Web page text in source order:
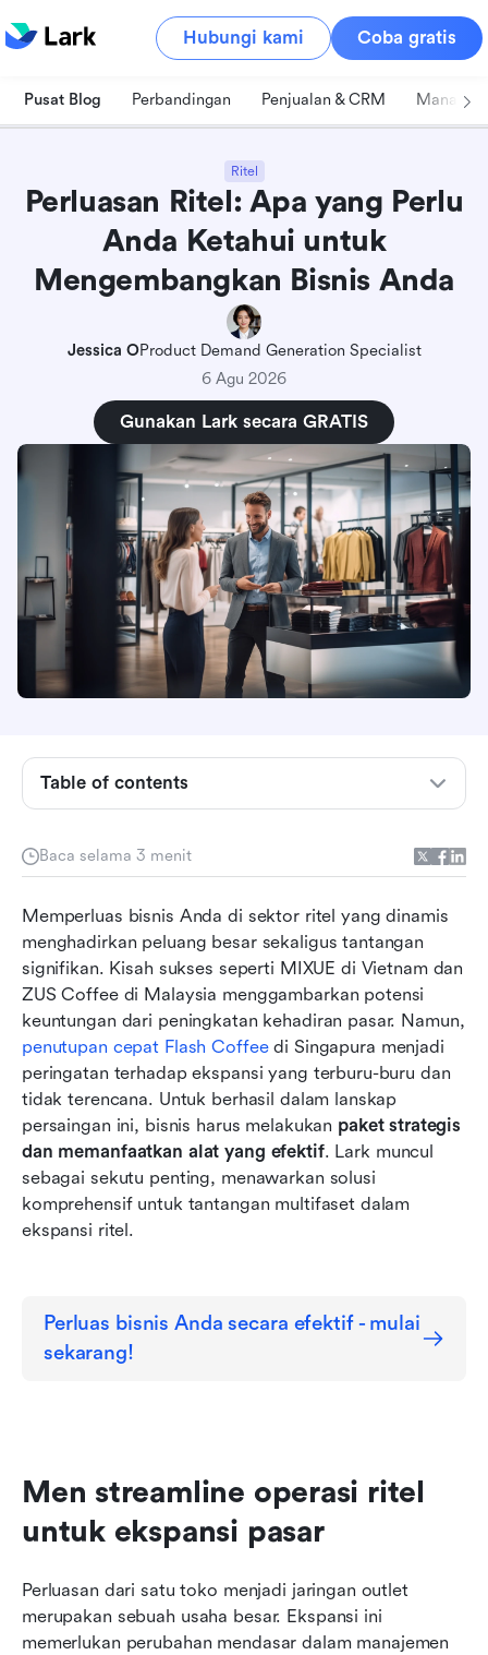
Hubungi kami Coba gratis
Pusat Blog Perbandingan Penjualan & CRM
Ritel
Perluasan Ritel: Apa yang Perlu
Anda Ketahui untuk
Mengembangkan Bisnis Anda
Jessica OProduct Demand Generation Specialist
6 Agu 2026
Gunakan Lark secara GRATIS
Baca selama 3 menit
Memperluas bisnis Anda di sektor ritel yang dinamis
menghadirkan peluang besar sekaligus tantangan
signifikan. Kisah sukses seperti MIXUE di Vietnam dan
ZUS Coffee di Malaysia menggambarkan potensi
penutupan cepat Flash Coffee di Singapura menjadi
peringatan terhadap ekspansi yang terburu-buru dan
tidak terencana. Untuk berhasil dalam lanskap
persaingan ini, bisnis harus melakukan paket strategis
dan memanfaatkan alat yang efektif. Lark muncul
sebagai sekutu penting, menawarkan solusi
komprehensif untuk tantangan multifaset dalam
ekspansi ritel.
Perluas bisnis Anda secara efektif - mulai
sekarang!
Men streamline operasi ritel
untuk ekspansi pasar
Perluasan dari satu toko menjadi jaringan outlet
merupakan sebuah usaha besar. Ekspansi ini
memerlukan perubahan mendasar dalam manajemen
Table of contents
Buka wawasan data untuk ekspansi toko
Menguasai ritel global: mengatasi hambatan
budaya
Memperkuat komunikasi di toko yang sedang
berkembang